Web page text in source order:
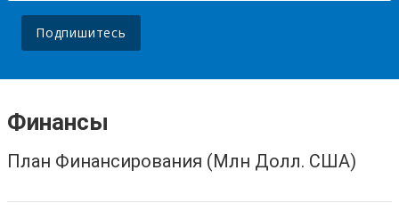
Подпишитесь
Финансы
План Финансирования (Млн Долл. США)